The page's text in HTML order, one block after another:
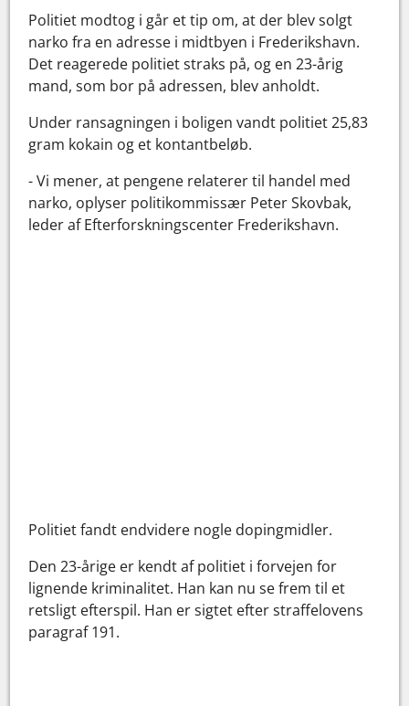
Politiet modtog i går et tip om, at der blev solgt
narko fra en adresse i midtbyen i Frederikshavn.
Det reagerede politiet straks på, og en 23-årig
mand, som bor på adressen, blev anholdt.
Under ransagningen i boligen vandt politiet 25,83
gram kokain og et kontantbeløb.
- Vi mener, at pengene relaterer til handel med
narko, oplyser politikommissær Peter Skovbak,
leder af Efterforskningscenter Frederikshavn.
Politiet fandt endvidere nogle dopingmidler.
Den 23-årige er kendt af politiet i forvejen for
lignende kriminalitet. Han kan nu se frem til et
retsligt efterspil. Han er sigtet efter straffelovens
paragraf 191.